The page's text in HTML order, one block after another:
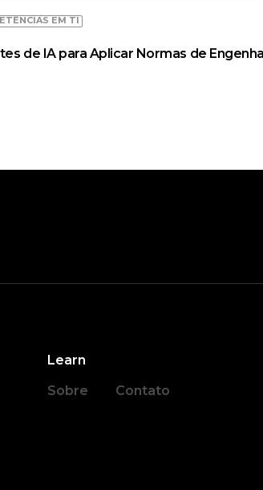
EM TI
de IA para Aplicar Normas de
Learn
Sobre
Contato